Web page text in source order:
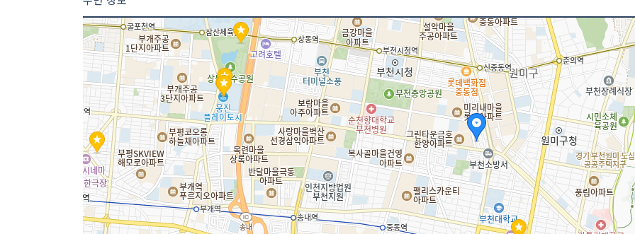
취급 메뉴 우니 초밥 / 눈내리는불초밥 / 명란 계란 초밥 등 인허가번호